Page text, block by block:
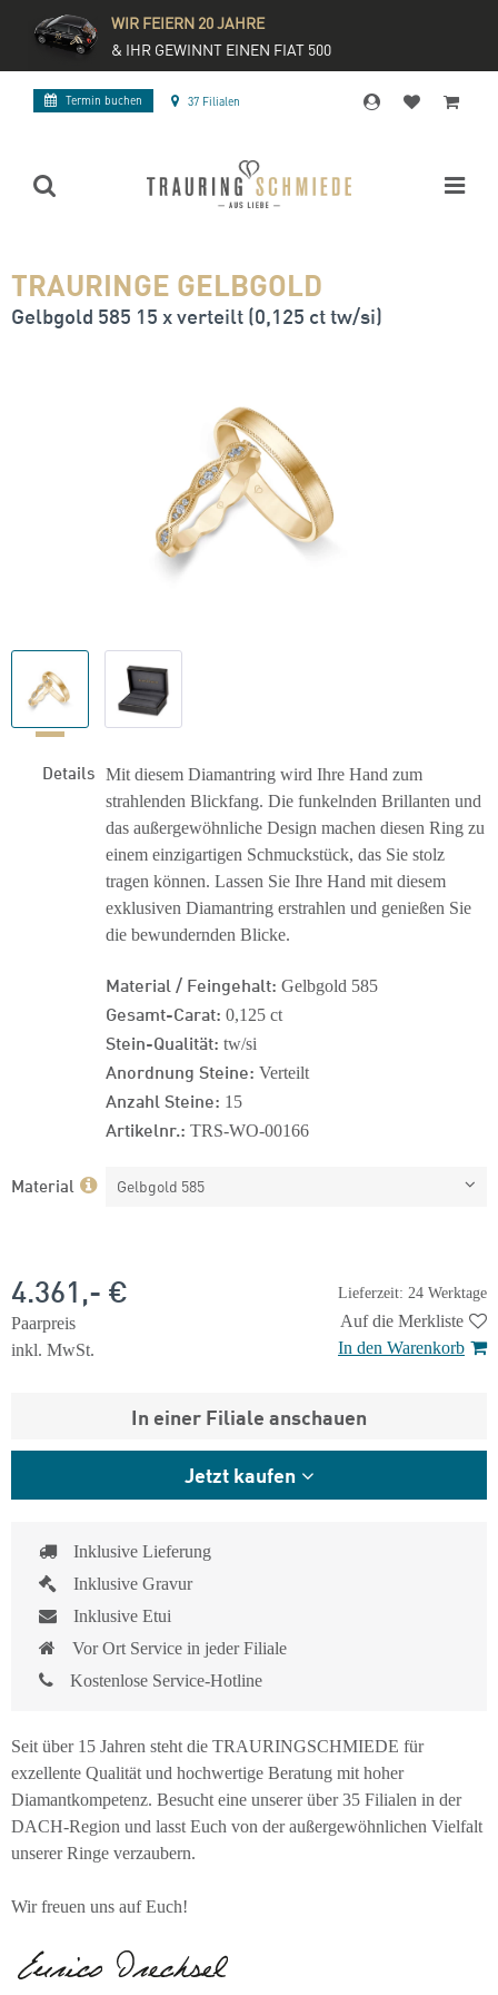
WIR FEIERN 20 JAHRE
& IHR GEWINNT EINEN FIAT 500
Termin buchen 37 Filialen
TRAURINGE GELBGOLD
Gelbgold 585 15 x verteilt (0,125 ct tw/si)
Details Mit diesem Diamantring wird Ihre Hand zum
strahlenden Blickfang. Die funkelnden Brillanten und
das außergewöhnliche Design machen diesen Ring zu
einem einzigartigen Schmuckstück, das Sie stolz
tragen können. Lassen Sie Ihre Hand mit diesem
exklusiven Diamantring erstrahlen und genießen Sie
die bewundernden Blicke.
Material / Feingehalt: Gelbgold 585
Gesamt-Carat: 0,125 ct
Stein-Qualität: tw/si
Anordnung Steine: Verteilt
Anzahl Steine: 15
Artikelnr.: TRS-WO-00166
Material Gelbgold 585
Lieferzeit: 24 Werktage
4.361,- €
Paarpreis
inkl. MwSt.
Auf die Merkliste
In den Warenkorb
In einer Filiale anschauen
Jetzt kaufen
Inklusive Lieferung
Inklusive Gravur
Inklusive Etui
Vor Ort Service in jeder Filiale
Kostenlose Service-Hotline
Seit über 15 Jahren steht die TRAURINGSCHMIEDE für
exzellente Qualität und hochwertige Beratung mit hoher
Diamantkompetenz. Besucht eine unserer über 35 Filialen in der
DACH-Region und lasst Euch von der außergewöhnlichen Vielfalt
unserer Ringe verzaubern.
Wir freuen uns auf Euch!